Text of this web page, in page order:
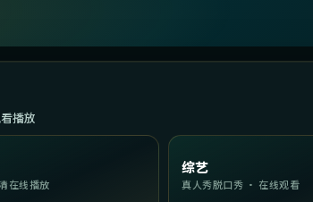
播放
在线播放
综艺
真人秀脱口秀 · 在线观看